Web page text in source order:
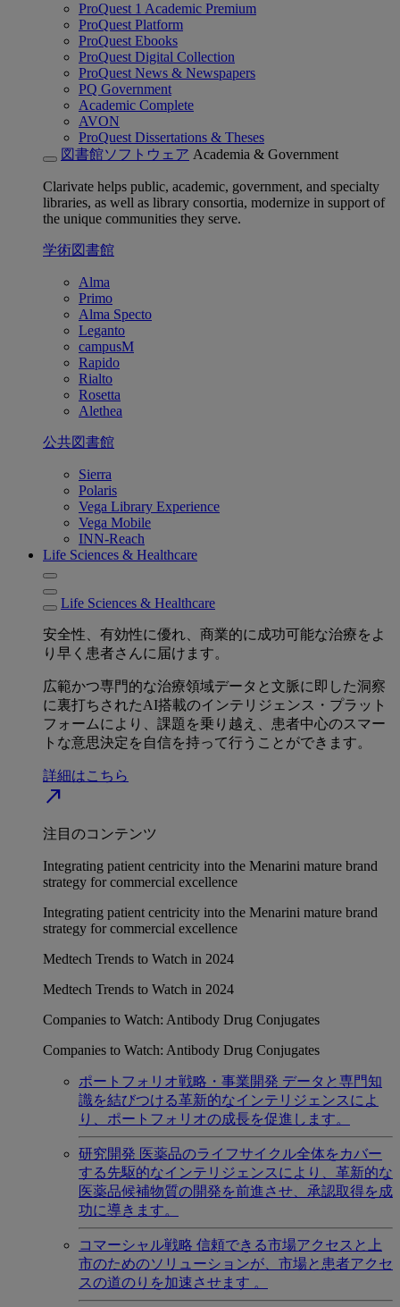
ProQuest 1 Academic Premium
ProQuest Platform
ProQuest Ebooks
ProQuest Digital Collection
ProQuest News & Newspapers
PQ Government
Academic Complete
AVON
ProQuest Dissertations & Theses
図書館ソフトウェア Academia & Government
Clarivate helps public, academic, government, and specialty
libraries, as well as library consortia, modernize in support of
the unique communities they serve.
学術図書館
Alma
Primo
Alma Specto
Leganto
campusM
Rapido
Rialto
Rosetta
Alethea
公共図書館
Sierra
Polaris
Vega Library Experience
Vega Mobile
INN-Reach
Life Sciences & Healthcare
Life Sciences & Healthcare
安全性、有効性に優れ、商業的に成功可能な治療をよ
り早く患者さんに届けます。
広範かつ専門的な治療領域データと文脈に即した洞察
に裏打ちされたAI搭載のインテリジェンス・プラット
フォームにより、課題を乗り越え、患者中心のスマー
トな意思決定を自信を持って行うことができます。
詳細はこちら
north_east
注目のコンテンツ
Integrating patient centricity into the Menarini mature brand
strategy for commercial excellence
Integrating patient centricity into the Menarini mature brand
strategy for commercial excellence
Medtech Trends to Watch in 2024
Medtech Trends to Watch in 2024
Companies to Watch: Antibody Drug Conjugates
Companies to Watch: Antibody Drug Conjugates
ポートフォリオ戦略・事業開発 データと専門知
識を結びつける革新的なインテリジェンスによ
り、ポートフォリオの成長を促進します。
研究開発 医薬品のライフサイクル全体をカバー
する先駆的なインテリジェンスにより、革新的な
医薬品候補物質の開発を前進させ、承認取得を成
功に導きます。
コマーシャル戦略 信頼できる市場アクセスと上
市のためのソリューションが、市場と患者アクセ
スの道のりを加速させます 。